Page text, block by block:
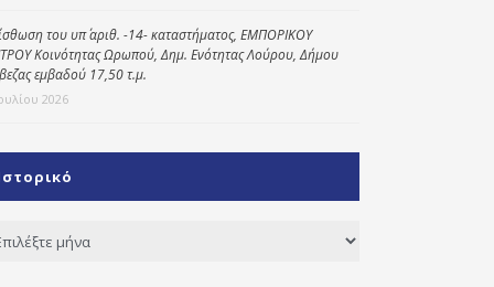
του υπ΄ αριθ. -14- καταστήματος, ΕΜΠΟΡΙΚΟΥ
Κοινότητας Ωρωπού, Δημ. Ενότητας Λούρου, Δήμου
εμβαδού 17,50 τ.μ.
2026